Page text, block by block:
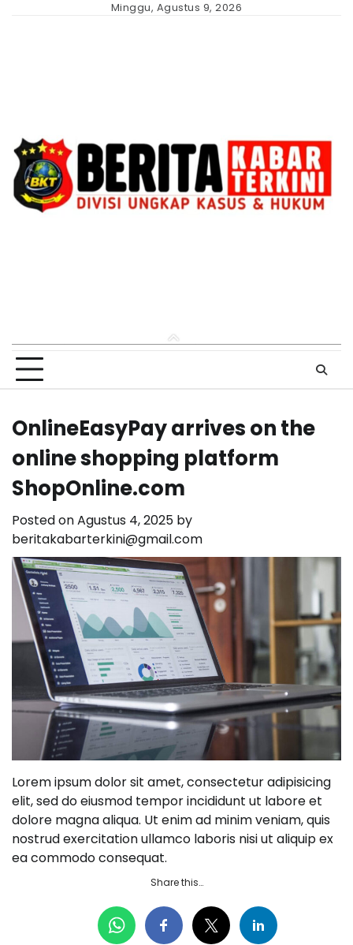
Minggu, Agustus 9, 2026
OnlineEasyPay arrives on the
online shopping platform
ShopOnline.com
Posted onAgustus 4, 2025 by
beritakabarterkini@gmail.com
Lorem ipsum dolor sit amet, consectetur adipisicing
elit, sed do eiusmod tempor incididunt ut labore et
dolore magna aliqua. Ut enim ad minim veniam, quis
nostrud exercitation ullamco laboris nisi ut aliquip ex
ea commodo consequat.
Share this…